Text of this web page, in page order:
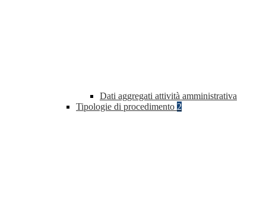
Dati aggregati attività amministrativa
Tipologie di procedimento 2